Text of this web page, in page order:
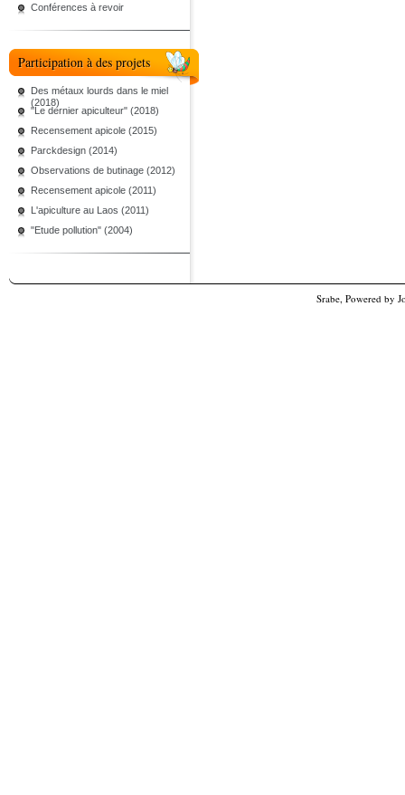
Conférences à revoir
Participation à des projets
Des métaux lourds dans le miel
(2018)
"Le dernier apiculteur" (2018)
Recensement apicole (2015)
Parckdesign (2014)
Observations de butinage (2012)
Recensement apicole (2011)
L'apiculture au Laos (2011)
"Etude pollution" (2004)
Srabe, Powered by